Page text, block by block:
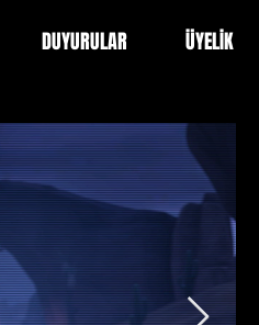
DUYURULAR ÜYELİK